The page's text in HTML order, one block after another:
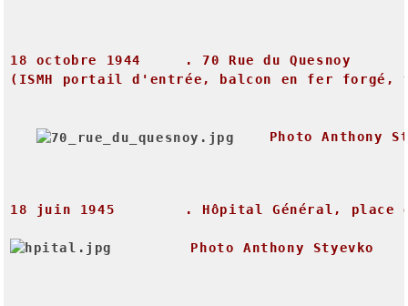
18 octobre 1944 . 70 Rue du
Quesnoy
(ISMH
portail d'entrée, balcon en fer forgé,
Photo Anthony
18 juin 1945 . Hôpital Général, place
Photo Anthony Styevko